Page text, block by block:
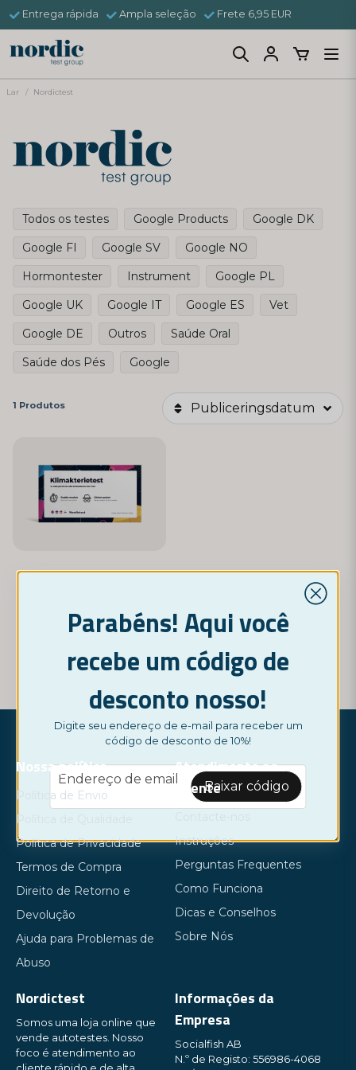
Entrega rápida Ampla seleção Frete 6,95 EUR
Lar Nordictest
Todos os testes Google Products
Google DK
Google FI
Google SV
Google NO
Hormontester
Instrument
Google PL
Google UK
Google IT Google ES
Vet
Google DE
Outros
Saúde Oral
Saúde dos Pés
Google
1 Produtos Publiceringsdatum
12,95 €
COMPRAR AGORA
Parabéns! Aqui você
recebe um código de
desconto nosso!
Digite seu endereço de e-mail para receber um
código de desconto de 10%!
email
Endereço de email Baixar código
Nossa política
Política de Envio
Política de Qualidade
Política de Privacidade
Termos de Compra
Direito de Retorno e
Devolução
Ajuda para Problemas de
Abuso
Atendimento ao
Cliente
Instruções
Perguntas Frequentes
Como Funciona
Dicas e Conselhos
Sobre Nós
Nordictest
Somos uma loja online que
vende autotestes. Nosso
foco é atendimento ao
Informações da
Empresa
Socialfish AB
N.º de Registo: 556986-4068